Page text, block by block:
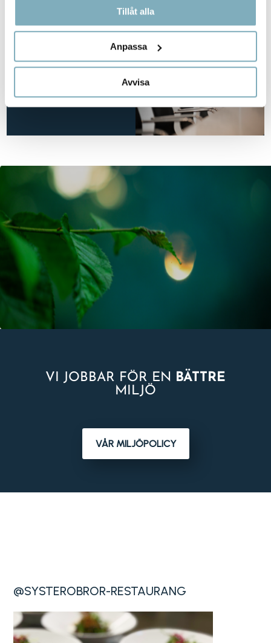
Tillåt alla
Anpassa
Avvisa
KONFERENS
VI JOBBAR FÖR EN
BÄTTRE
MILJÖ
VÅR MILJÖPOLICY
@SYSTEROBROR-RESTAURANG